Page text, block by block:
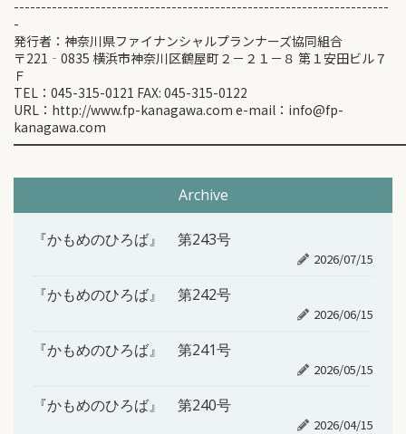
---------------------------------------------------------------------
-
発行者：神奈川県ファイナンシャルプランナーズ協同組合
〒221‐0835 横浜市神奈川区鶴屋町２－２１－８ 第１安田ビル７
Ｆ
TEL：045-315-0121 FAX: 045-315-0122
URL：http://www.fp-kanagawa.com e-mail：info@fp-
kanagawa.com
Archive
『かもめのひろば』 第243号
2026/07/15
『かもめのひろば』 第242号
2026/06/15
『かもめのひろば』 第241号
2026/05/15
『かもめのひろば』 第240号
2026/04/15